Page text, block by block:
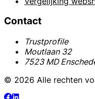
Contact
Trustprofile
Moutlaan 32
7523 MD
© 2026 Alle rechten